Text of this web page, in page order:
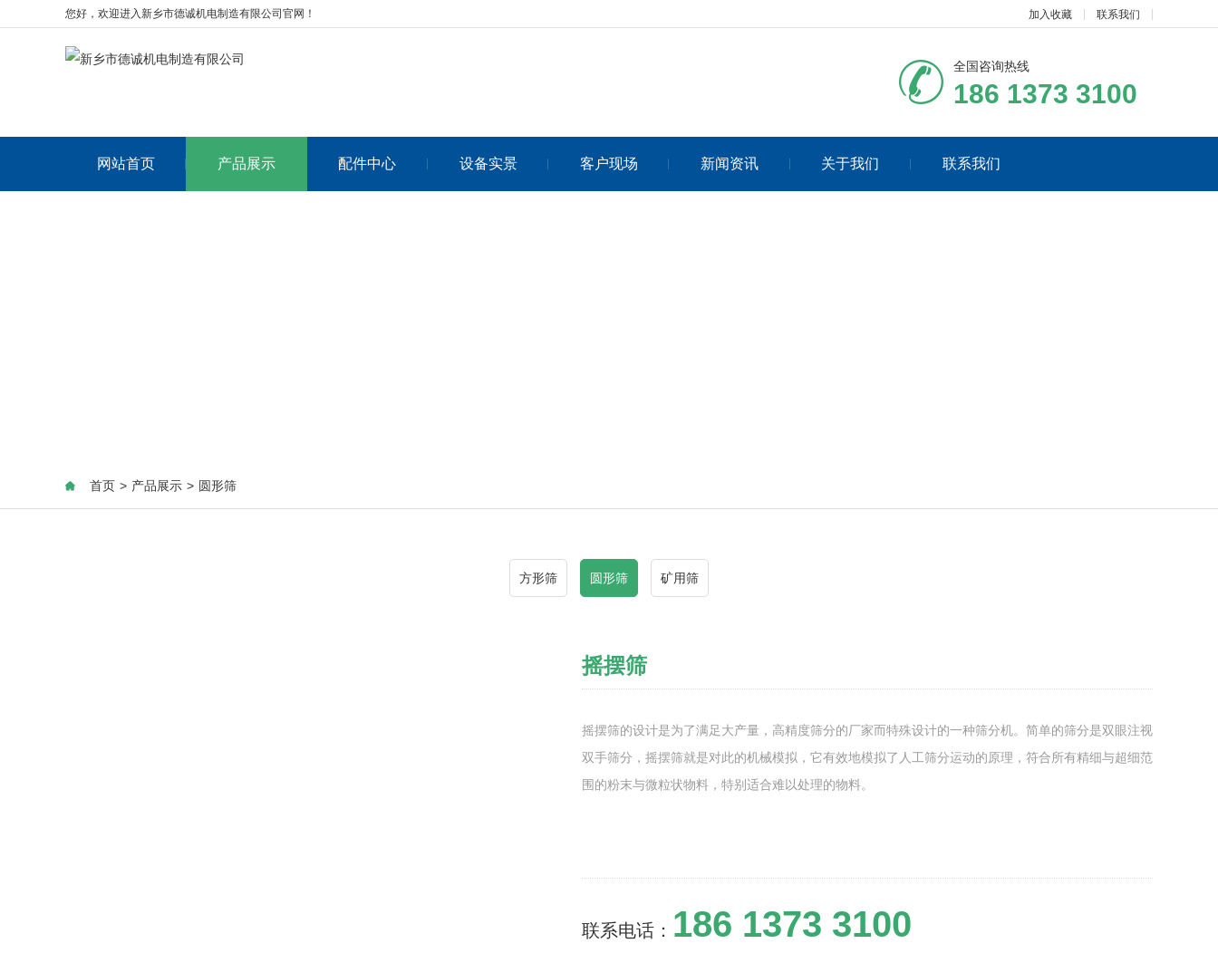
您好，欢迎进入新乡市德诚机电制造有限公司官网！ 加入收藏 联系我们
全国咨询热线
186 1373 3100
网站首页 产品展示 配件中心 设备实景 客户现场 新闻资讯 关于我们 联系我们
首页 > 产品展示 > 圆形筛
方形筛 圆形筛 矿用筛
摇摆筛
摇摆筛的设计是为了满足大产量，高精度筛分的厂家而特殊设计的一种筛分机。简单的筛分是双眼注视
双手筛分，摇摆筛就是对此的机械模拟，它有效地模拟了人工筛分运动的原理，符合所有精细与超细范
围的粉末与微粒状物料，特别适合难以处理的物料。
联系电话： 186 1373 3100